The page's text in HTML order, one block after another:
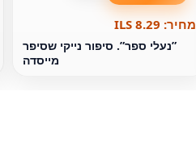
מחיר: 8.29 ILS
”נעלי ספר”. סיפור נייקי שסיפר
מייסדה